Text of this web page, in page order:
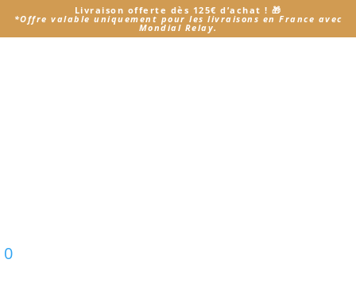
Livraison offerte dès 125€ d’achat ! 🎁
*Offre valable uniquement pour les livraisons en France avec
Mondial Relay.
0